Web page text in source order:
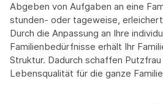
Abgeben von Aufgaben an eine
stunden- oder tageweise,
Durch die Anpassung an Ihre
Familienbedürfnisse erhält Ihr
Struktur. Dadurch schaffen
Lebensqualität für die ganze